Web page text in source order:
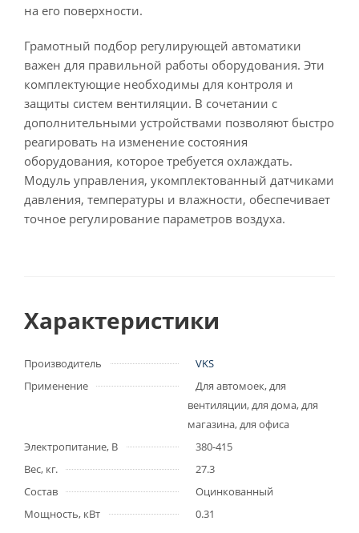
на его поверхности.
Грамотный подбор регулирующей автоматики
важен для правильной работы оборудования. Эти
комплектующие необходимы для контроля и
защиты систем вентиляции. В сочетании с
дополнительными устройствами позволяют быстро
реагировать на изменение состояния
оборудования, которое требуется охлаждать.
Модуль управления, укомплектованный датчиками
давления, температуры и влажности, обеспечивает
точное регулирование параметров воздуха.
Характеристики
Производитель
VKS
Применение
Для автомоек, для
вентиляции, для дома, для
магазина, для офиса
Электропитание, В
380-415
Вес, кг.
27.3
Состав
Оцинкованный
Мощность, кВт
0.31